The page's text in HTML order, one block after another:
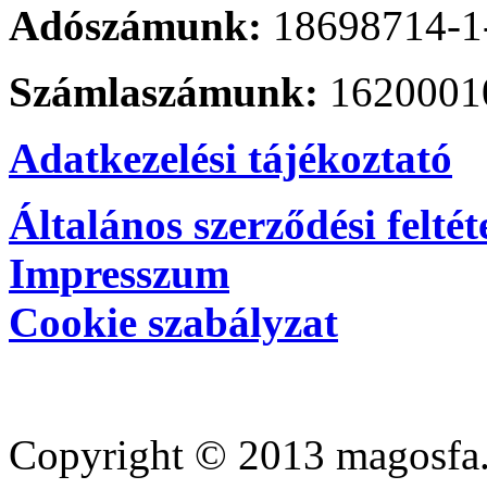
Adószámunk: 18698714-
Számlaszámunk:
Adatkezelési tájékoztató
Általános szerződési
Impresszum
Cookie szabályzat
Copyright © 2013